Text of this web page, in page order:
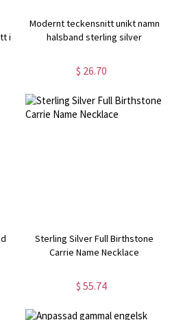
i
Modernt teckensnitt unikt namn
halsband sterling silver
$ 26.70
Sterling Silver Full Birthstone
Carrie Name Necklace
$ 55.74